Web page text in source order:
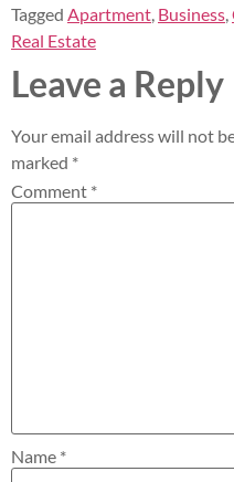
Tagged Apartment, Business,
Real Estate
Leave a Reply
Your email address will not
marked *
Comment *
Name *